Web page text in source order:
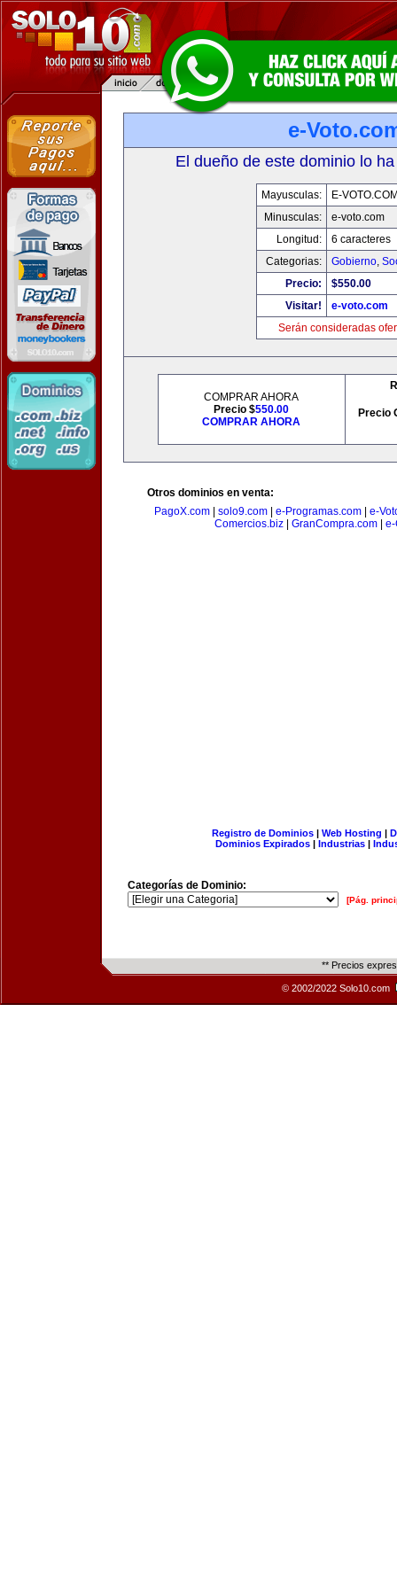
e-
El dueño de este dominio lo
Mayusculas:
E-
Minusculas:
e-voto.com
Longitud:
6 caracteres
Categorias:
Gobierno,
Precio:
$550.00
Visitar!
e-voto.com
Serán consideradas
COMPRAR AHORA
Precio $550.00
COMPRAR AHORA
Precio
Otros dominios en venta:
PagoX.com
solo9.com e-Programas.com
e-
Comercios.biz| GranCompra.com| e-
Registro de Dominios| Web Hosting |
Dominios Expirados | Industrias |
Categorías de Dominio:
[Pág.
** Precios
© 2002/2022 Solo10.com